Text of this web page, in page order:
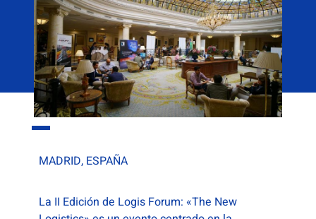
MADRID, ESPAÑA
La II Edición de Logis Forum: «The New